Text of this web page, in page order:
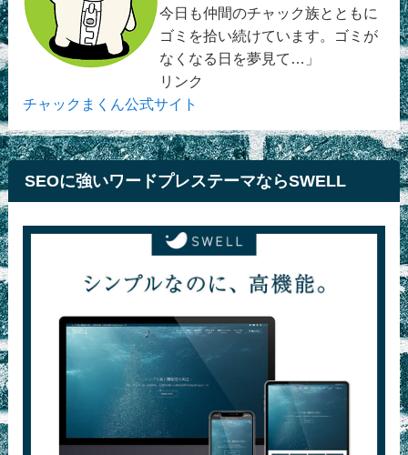
今日も仲間のチャック族とともに
ゴミを拾い続けています。ゴミが
なくなる日を夢見て…」
リンク
チャックまくん公式サイト
SEOに強いワードプレステーマならSWELL